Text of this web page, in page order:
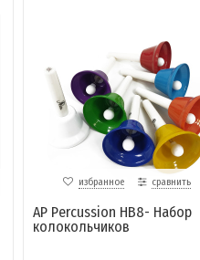
избранное сравнить
AP Percussion HB8- Набор
колокольчиков